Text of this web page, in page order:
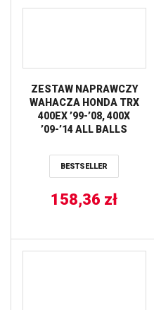
ZESTAW NAPRAWCZY
WAHACZA HONDA TRX
400EX ’99-’08, 400X
’09-’14 ALL BALLS
BESTSELLER
158,36 zł